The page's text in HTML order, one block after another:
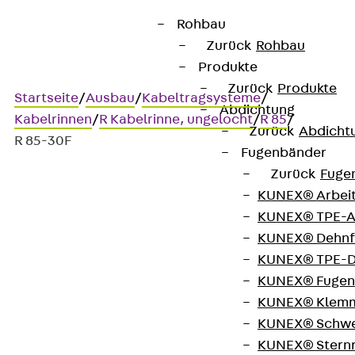
Rohbau
Zurück Rohbau
Produkte
Zurück Produkte
Abdichtung
Zurück
Fugenbänder
Zurück
KUNEX®
KUNEX®
KUNEX®
KUNEX®
KUNEX®
KUNEX®
KUNEX®
KUNEX®
Startseite/Ausbau/Kabeltragsysteme/
Kabelrinnen/R Kabelrinne, ungelocht/R 85/
R 85-30F
Kabelrinne ungelocht
Kabelrinne, ungelocht, Höhe